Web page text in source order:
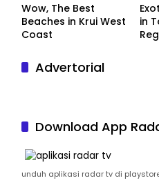
Wow, The Best
Beaches in Krui West
Coast
in
Advertorial
Download App
unduh aplikasi radar tv di